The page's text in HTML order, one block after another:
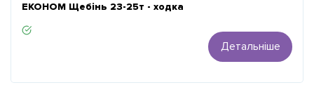
ЕКОНОМ Щебінь 23-25т - ходка
Детальніше